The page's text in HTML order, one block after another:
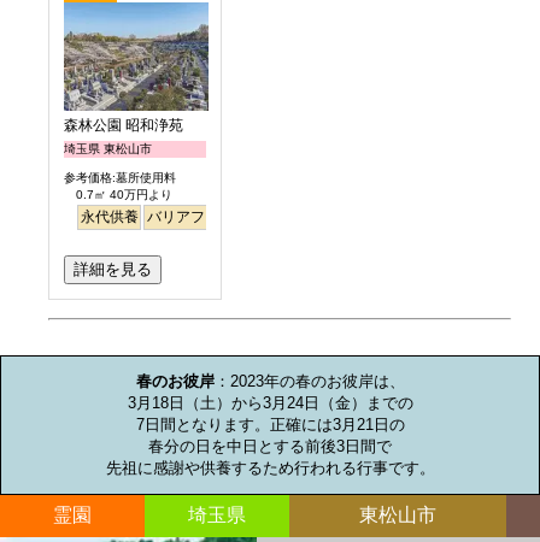
森林公園 昭和浄苑
埼玉県 東松山市
参考価格:墓所使用料
0.7㎡ 40万円より
永代供養 バリアフリー
詳細を見る
春のお彼岸：2023年の春のお彼岸は、
3月18日（土）から3月24日（金）までの
7日間となります。正確には3月21日の
春分の日を中日とする前後3日間で
先祖に感謝や供養するため行われる行事です。
霊園 埼玉県 東松山市